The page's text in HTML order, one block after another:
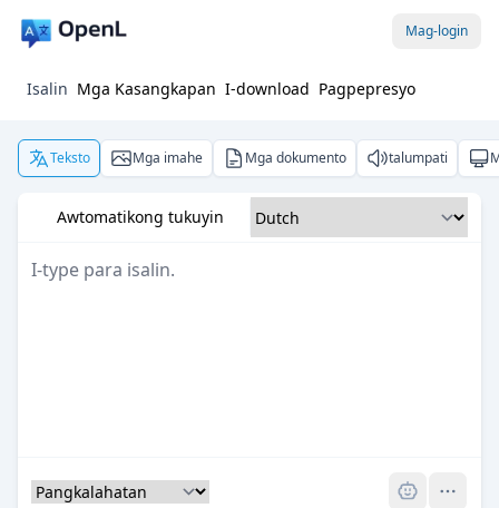
Mag-login
Isalin Mga Kasangkapan I-download Pagpepresyo
Teksto Mga imahe Mga dokumento talumpati
Awtomatikong tukuyin